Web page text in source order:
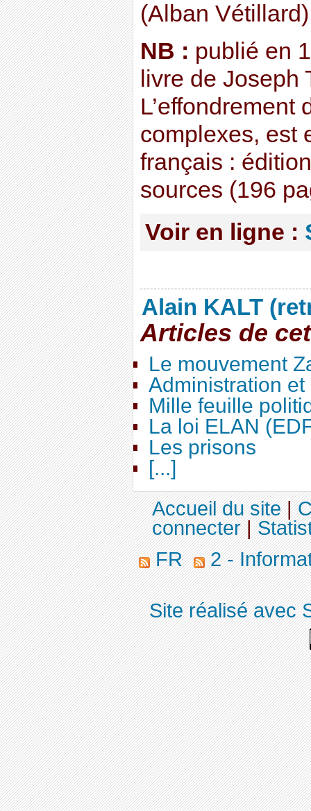
(Alban Vétillard)
NB : publié en
livre de Joseph
L’effondrement
complexes, est
français :
sources (196
Voir en ligne :
Alain KALT
Articles de
Le mouvement
Administration
Mille feuille
La loi ELAN
Les prisons
[...]
Accueil du site|
connecter|
FR
2 -
Site réalisé avec